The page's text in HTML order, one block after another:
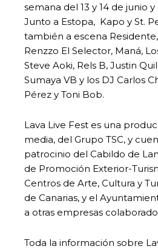
semana del 13 y 14 de junio
Junto a Estopa, Kapo y St.
también a escena
Renzzo El Selector, Maná,
Steve Aoki, Rels B, Justin
Sumaya VB y los DJ Carlos
Pérez y Toni Bob.
Lava Live Fest es una
media, del Grupo TSC, y
patrocinio del Cabildo de
de Promoción Exterior-
Centros de Arte, Cultura y
de Canarias, y el
a otras empresas
Toda la información sobre